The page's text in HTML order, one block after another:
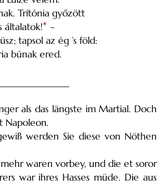
Trítónia győzött
általatok!* –
tapsol az ég ’s föld:
búnak ered.
als das längste im Martial. Doch
Napoleon.
werden Sie diese von Nöthen
waren vorbey, und die et soror
war ihres Hasses müde. Die aus